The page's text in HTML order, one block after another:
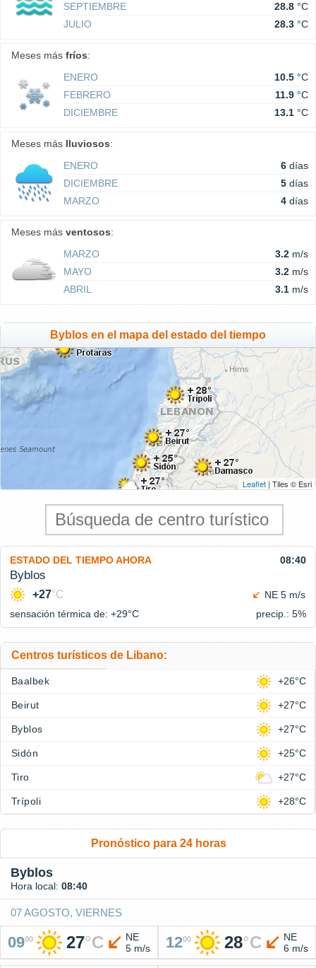
SEPTIEMBRE 28.8 °C
JULIO
28.3 °C
Meses más fríos:
ENERO
10.5 °C
FEBRERO
11.9 °C
DICIEMBRE
13.1 °C
Meses más lluviosos:
ENERO
6 días
DICIEMBRE
5 días
MARZO
4 días
Meses más ventosos:
MARZO
3.2 m/s
MAYO
3.2 m/s
ABRIL
3.1 m/s
Byblos en el mapa del estado del tiempo
Leaflet | Tiles © Esri
ESTADO DEL TIEMPO AHORA 08:40
Byblos
+27°C
NE 5 m/s
sensación térmica de: +29°C precip.: 5%
Centros turísticos de Libano:
Baalbek +26°C
Beirut +27°C
Byblos +27°C
Sidón +25°C
Tiro +27°C
Trípoli +28°C
Pronóstico para 24 horas
Byblos
Hora local: 08:40
07 AGOSTO, VIERNES
0900 27°C
NE
5 m/s
1200 28°C
NE
6 m/s